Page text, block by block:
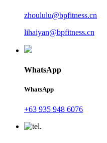
zhoululu@bpfitness.cn
lihaiyan@bpfitness.cn
WhatsApp
WhatsApp
+63 935 948 6076